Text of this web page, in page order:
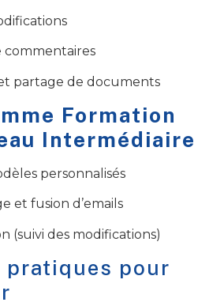
commentaires
partage de documents
Formation
Intermédiaire
personnalisés
et fusion d’emails
(suivi des modifications)
pratiques pour